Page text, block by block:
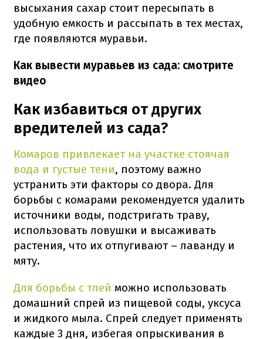
высыхания сахар стоит пересыпать в
удобную емкость и рассыпать в тех местах,
где появляются муравьи.
Как вывести муравьев из сада: смотрите
видео
Как избавиться от других
вредителей из сада?
Комаров привлекает на участке стоячая
вода и густые тени, поэтому важно
устранить эти факторы со двора. Для
борьбы с комарами рекомендуется удалить
источники воды, подстригать траву,
использовать ловушки и высаживать
растения, что их отпугивают – лаванду и
мяту.
Для борьбы с тлей можно использовать
домашний спрей из пищевой соды, уксуса
и жидкого мыла. Спрей следует применять
каждые 3 дня, избегая опрыскивания в